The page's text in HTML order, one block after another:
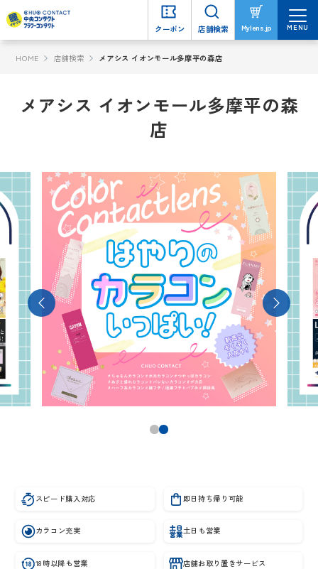
クーポン 店舗検索 Mylens.jp MENU
HOME 店舗検索 メアシス イオンモール多摩平の森店
メアシス イオンモール多摩平の森
店
スピード購入対応 即日持ち帰り可能
カラコン充実 土日も営業
18時以降も営業 店舗お取り置きサービス
クーポン 店舗検索 Mylens.jp MENU